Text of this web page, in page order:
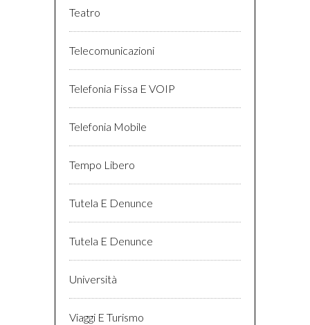
Teatro
Telecomunicazioni
Telefonia Fissa E VOIP
Telefonia Mobile
Tempo Libero
Tutela E Denunce
Tutela E Denunce
Università
Viaggi E Turismo